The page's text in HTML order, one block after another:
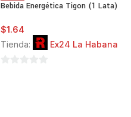
Bebida Energética Tigon (1 Lata)
$1.64
Tienda:
Ex24 La Habana